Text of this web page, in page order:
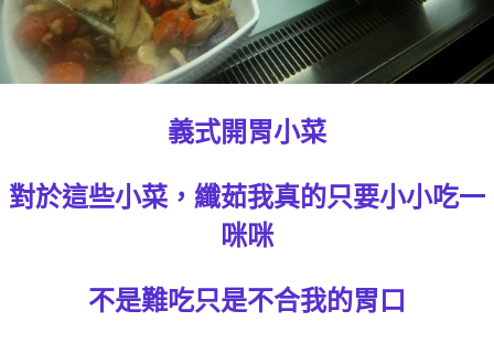
義式開胃小菜
對於這些小菜，纖茹我真的只要小小吃一
咪咪
不是難吃只是不合我的胃口